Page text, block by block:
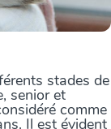
stades de
senior et
comme
Il est évident